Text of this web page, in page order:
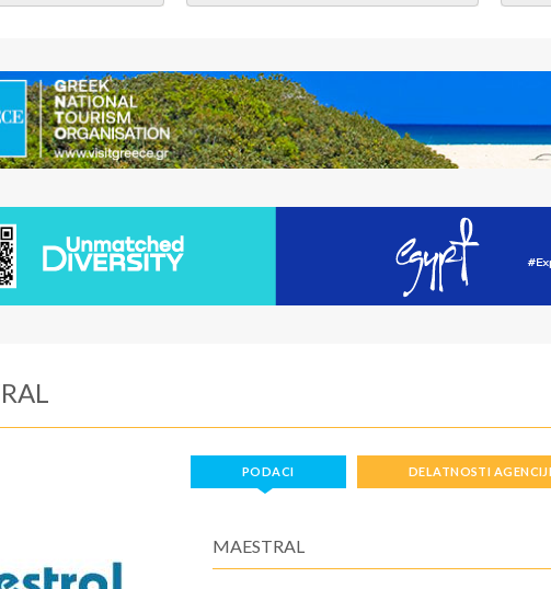
PODACI DELATNOSTI
MAESTRAL